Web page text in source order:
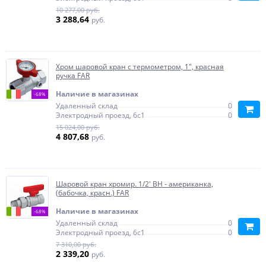
10 277,00 руб.
3 288,64 руб.
-68%
Хром шаровой кран с термометром, 1", красная
ручка FAR
Наличие в магазинах
Удаленный склад
0
Электродный проезд, 6с1
0
15 024,00 руб.
4 807,68 руб.
-68%
Шаровой кран хромир. 1/2' ВН - американка,
(бабочка, красн.) FAR
Наличие в магазинах
Удаленный склад
0
Электродный проезд, 6с1
0
7 310,00 руб.
2 339,20 руб.